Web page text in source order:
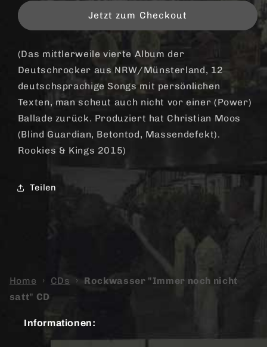
nicht
CD
noch
nicht
CD
Jetzt zum Checkout
(Das mittlerweile vierte Album der
Deutschrocker aus NRW/Münsterland, 12
deutschsprachige Songs mit persönlichen
Texten, man scheut auch nicht vor einer (Power)
Ballade zurück. Produziert hat Christian Moos
(Blind Guardian, Betontod, Massendefekt).
Rookies & Kings 2015)
Teilen
Home › CDs › Rockwasser "Immer noch nicht
satt" CD
Informationen: